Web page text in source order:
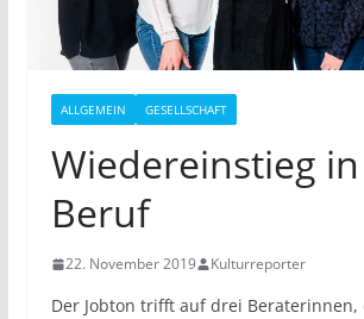
ALLGEMEIN GESELLSCHAFT
Wiedereinstieg
Beruf
22. November 2019 Kulturreporter
Der Jobton trifft auf drei Beraterinnen,